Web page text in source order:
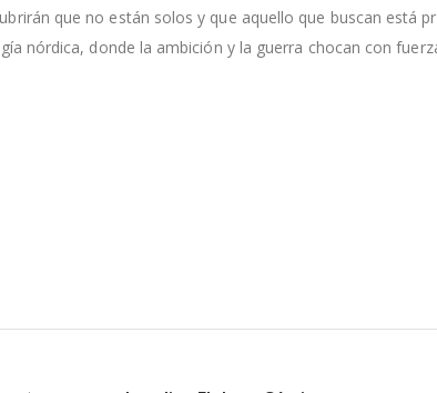
que no están solos y que aquello que buscan
nórdica, donde la ambición y la guerra chocan con